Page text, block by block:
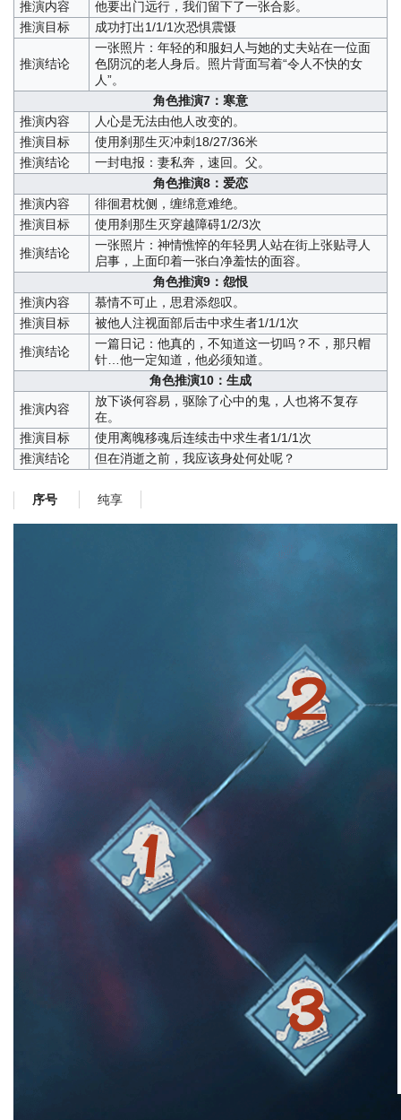
推演内容
他要出门远行，我们留下了一张合影。
推演目标
成功打出1/1/1次恐惧震慑
推演结论
一张照片：年轻的和服妇人与她的丈夫站在一位面
色阴沉的老人身后。照片背面写着“令人不快的女
人”。
角色推演7：寒意
推演内容
人心是无法由他人改变的。
推演目标
使用刹那生灭冲刺18/27/36米
推演结论
一封电报：妻私奔，速回。父。
角色推演8：爱恋
推演内容
徘徊君枕侧，缠绵意难绝。
推演目标
使用刹那生灭穿越障碍1/2/3次
推演结论
一张照片：神情憔悴的年轻男人站在街上张贴寻人
启事，上面印着一张白净羞怯的面容。
角色推演9：怨恨
推演内容
慕情不可止，思君添怨叹。
推演目标
被他人注视面部后击中求生者1/1/1次
推演结论
一篇日记：他真的，不知道这一切吗？不，那只帽
针…他一定知道，他必须知道。
角色推演10：生成
推演内容
放下谈何容易，驱除了心中的鬼，人也将不复存
在。
推演目标
使用离魄移魂后连续击中求生者1/1/1次
推演结论
但在消逝之前，我应该身处何处呢？
序号 纯享